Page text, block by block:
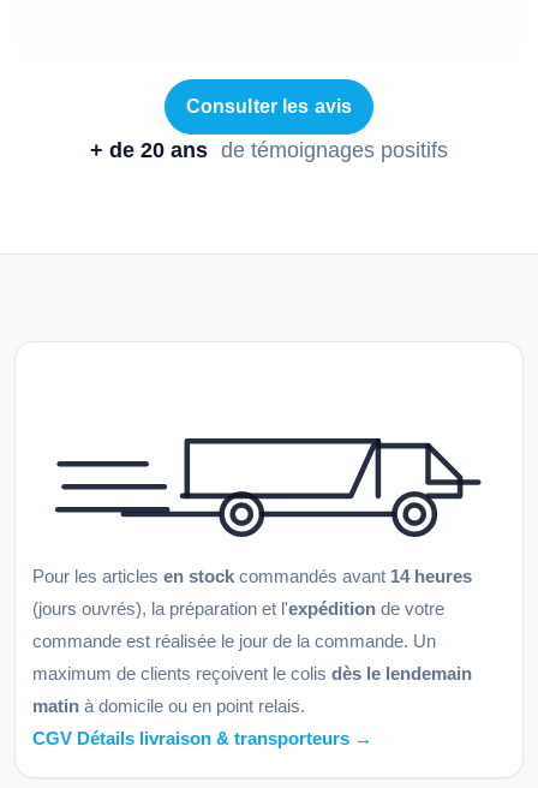
Consulter les avis
+ de 20 ans de témoignages positifs
Pour les articles en stock commandés avant 14 heures
(jours ouvrés), la préparation et l'expédition de votre
commande est réalisée le jour de la commande. Un
maximum de clients reçoivent le colis dès le lendemain
matin à domicile ou en point relais.
CGV Détails livraison & transporteurs →